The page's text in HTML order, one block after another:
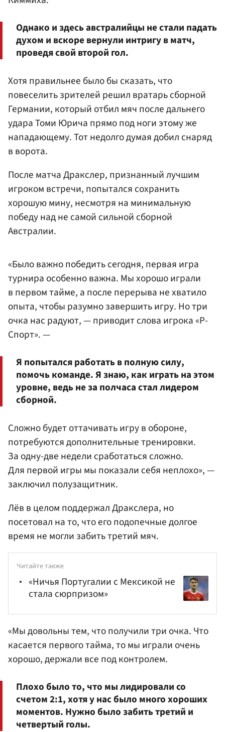
Однако и здесь австралийцы не стали падать
духом и вскоре вернули интригу в матч,
проведя свой второй гол.
Хотя правильнее было бы сказать, что
повеселить зрителей решил вратарь сборной
Германии, который отбил мяч после дальнего
удара Томи Юрича прямо под ноги этому же
нападающему. Тот недолго думая добил снаряд
в ворота.
После матча Дракслер, признанный лучшим
игроком встречи, попытался сохранить
хорошую мину, несмотря на минимальную
победу над не самой сильной сборной
Австралии.
«Было важно победить сегодня, первая игра
турнира особенно важна. Мы хорошо играли
в первом тайме, а после перерыва не хватило
опыта, чтобы разумно завершить игру. Но три
очка нас радуют, — приводит слова игрока «Р-
Спорт». —
Я попытался работать в полную силу,
помочь команде. Я знаю, как играть на этом
уровне, ведь не за полчаса стал лидером
сборной.
Сложно будет оттачивать игру в обороне,
потребуются дополнительные тренировки.
За одну-две недели сработаться сложно.
Для первой игры мы показали себя неплохо», —
заключил полузащитник.
Лёв в целом поддержал Дракслера, но
посетовал на то, что его подопечные долгое
время не могли забить третий мяч.
Читайте также
«Ничья Португалии с Мексикой не
стала сюрпризом»
«Мы довольны тем, что получили три очка. Что
касается первого тайма, то мы играли очень
хорошо, держали все под контролем.
Плохо было то, что мы лидировали со
счетом 2:1, хотя у нас было много хороших
моментов. Нужно было забить третий и
четвертый голы.